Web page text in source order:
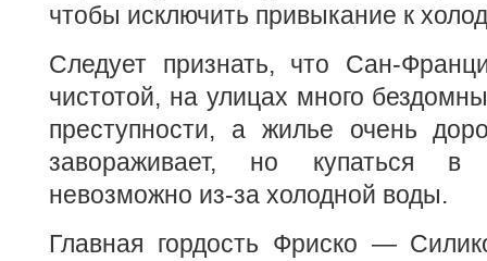
чтобы исключить привыкание к
Следует признать, что Сан-
чистотой, на улицах много
преступности, а жилье очень
завораживает, но купаться в
невозможно из-за холодной воды.
Главная гордость Фриско —